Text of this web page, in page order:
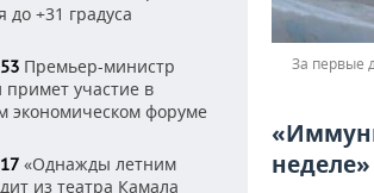
до +31 градуса
Премьер-министр
участие в
экономическом форуме
«Однажды летним
из театра Камала
За первые
неделе»